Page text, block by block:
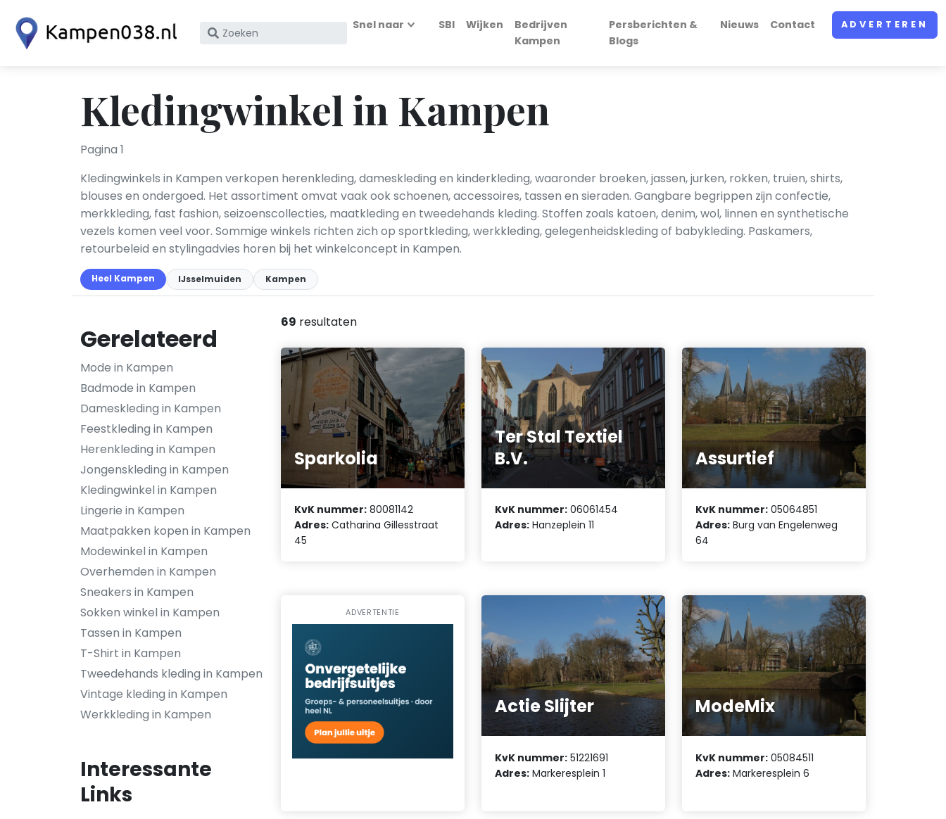
Zoek
KvK
nummer
Snel naar SBI Wijken
Bedrijven
Kampen
Persberichten &
Blogs
Nieuws Contact ADVERTEREN
Kledingwinkel in Kampen
Pagina 1
Kledingwinkels in Kampen verkopen herenkleding, dameskleding en kinderkleding, waaronder broeken, jassen, jurken, rokken, truien, shirts,
blouses en ondergoed. Het assortiment omvat vaak ook schoenen, accessoires, tassen en sieraden. Gangbare begrippen zijn confectie,
merkkleding, fast fashion, seizoenscollecties, maatkleding en tweedehands kleding. Stoffen zoals katoen, denim, wol, linnen en synthetische
vezels komen veel voor. Sommige winkels richten zich op sportkleding, werkkleding, gelegenheidskleding of babykleding. Paskamers,
retourbeleid en stylingadvies horen bij het winkelconcept in Kampen.
Heel Kampen IJsselmuiden Kampen
Gerelateerd
Mode in Kampen
Badmode in Kampen
Dameskleding in Kampen
Feestkleding in Kampen
Herenkleding in Kampen
Jongenskleding in Kampen
Kledingwinkel in Kampen
Lingerie in Kampen
Maatpakken kopen in Kampen
Modewinkel in Kampen
Overhemden in Kampen
Sneakers in Kampen
Sokken winkel in Kampen
Tassen in Kampen
T-Shirt in Kampen
Tweedehands kleding in Kampen
Vintage kleding in Kampen
Werkkleding in Kampen
Interessante
Links
69 resultaten
Sparkolia
KvK nummer: 80081142
Adres: Catharina Gillesstraat
45
Ter Stal Textiel
B.V.
KvK nummer: 06061454
Adres: Hanzeplein 11
Assurtief
KvK nummer: 05064851
Adres: Burg van Engelenweg
64
ADVERTENTIE
Actie Slijter
KvK nummer: 51221691
Adres: Markeresplein 1
ModeMix
KvK nummer: 05084511
Adres: Markeresplein 6